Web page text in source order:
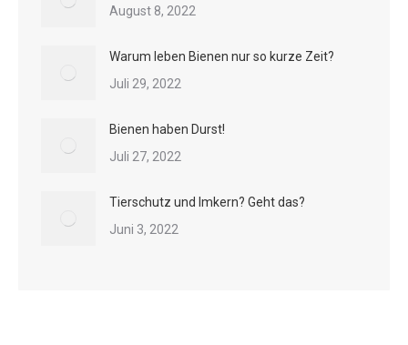
August 8, 2022
Warum leben Bienen nur so kurze Zeit?
Juli 29, 2022
Bienen haben Durst!
Juli 27, 2022
Tierschutz und Imkern? Geht das?
Juni 3, 2022